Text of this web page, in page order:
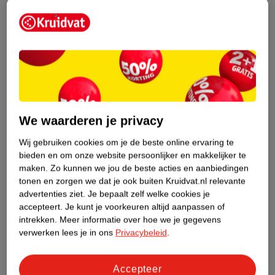
Kruidvat Pants Junior
Jumbopack
mt 5 (12-17 kg), 50
stuks
15.
99
763
Zwitsal Sensitive
12 x 57 stuks
37.
99
375
We waarderen je privacy
Wij gebruiken cookies om je de beste online ervaring te
bieden en om onze website persoonlijker en makkelijker te
maken. Zo kunnen we jou de beste acties en aanbiedingen
tonen en zorgen we dat je ook buiten Kruidvat.nl relevante
advertenties ziet. Je bepaalt zelf welke cookies je
accepteert. Je kunt je voorkeuren altijd aanpassen of
intrekken. Meer informatie over hoe we je gegevens
verwerken lees je in ons Privacybeleid.
Accepteer